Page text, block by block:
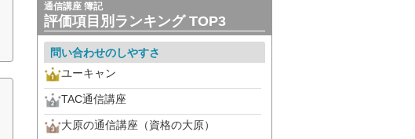
通信講座 簿記
評価項目別ランキング TOP3
問い合わせのしやすさ
ユーキャン
TAC通信講座
大原の通信講座（資格の大原）